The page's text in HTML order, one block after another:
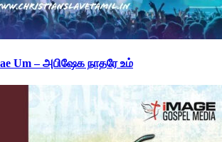
Um – அபிஷேக நாதரே உம்